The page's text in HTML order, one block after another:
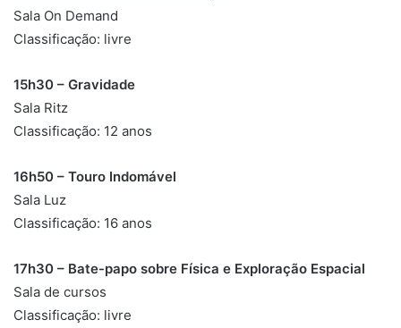
Sala On Demand
Classificação: livre
15h30 – Gravidade
Sala Ritz
Classificação: 12 anos
16h50 – Touro Indomável
Sala Luz
Classificação: 16 anos
17h30 – Bate-papo sobre Física e Exploração Espacial
Sala de cursos
Classificação: livre